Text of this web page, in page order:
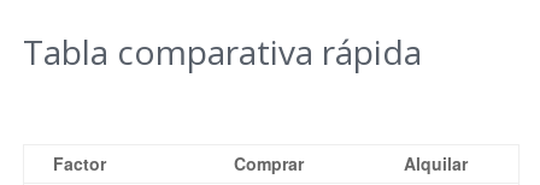
Tabla comparativa rápida
Factor Comprar Alquilar